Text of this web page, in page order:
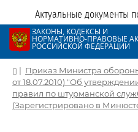
Актуальные документы
ЗАКОНЫ, КОДЕКСЫ И
НОРМАТИВНО-ПРАВОВЫЕ
РОССИЙСКОЙ ФЕДЕРАЦИИ
| Приказ Министра
от 18.07.2010) "Об
правил по штурманской
(Зарегистрировано в